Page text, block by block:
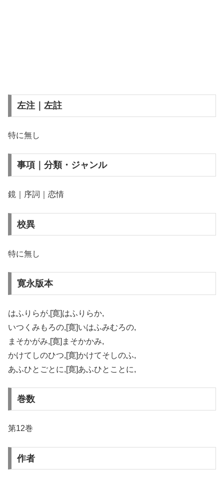
左注｜左註
特に無し
事項｜分類・ジャンル
鏡｜序詞｜恋情
校異
特に無し
寛永版本
はふりらが,[寛]はふりらか,
いつくみもろの,[寛]いはふみむろの,
まそかがみ,[寛]まそかかみ,
かけてしのひつ,[寛]かけてそしのふ,
あふひとごとに,[寛]あふひとことに,
巻数
第12巻
作者